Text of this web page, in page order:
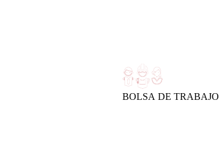
BOLSA DE TRABAJO